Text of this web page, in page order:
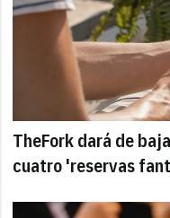
TheFork dará de
cuatro 'reservas